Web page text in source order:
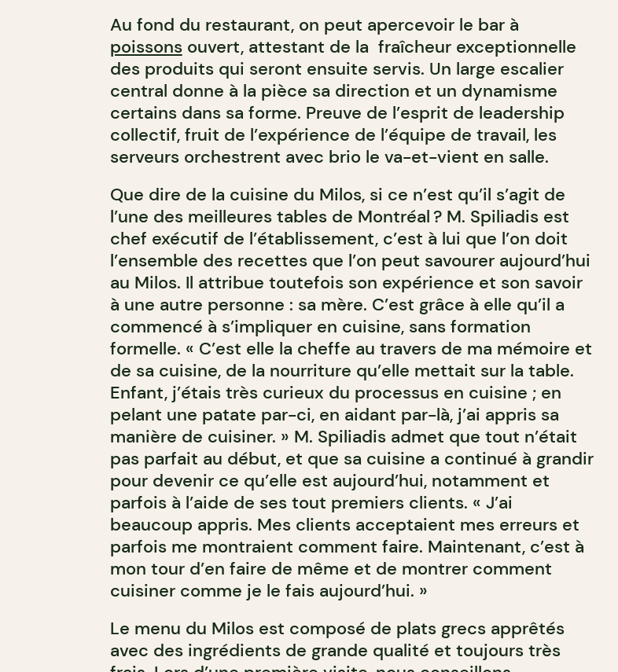
Au fond du restaurant, on peut apercevoir le bar à
poissonsouvert, attestant de la fraîcheur exceptionnelle
des produits qui seront ensuite servis. Un large escalier
central donne à la pièce sa direction et un dynamisme
certains dans sa forme. Preuve de l’esprit de leadership
collectif, fruit de l’expérience de l’équipe de travail, les
serveurs orchestrent avec brio le va-et-vient en salle.
Que dire de la cuisine du Milos, si ce n’est qu’il s’agit de
l’une des meilleures tables de Montréal ? M. Spiliadis est
chef exécutif de l’établissement, c’est à lui que l’on doit
l’ensemble des recettes que l’on peut savourer aujourd’hui
au Milos. Il attribue toutefois son expérience et son savoir
à une autre personne : sa mère. C’est grâce à elle qu’il a
commencé à s’impliquer en cuisine, sans formation
formelle. « C’est elle la cheffe au travers de ma mémoire et
de sa cuisine, de la nourriture qu’elle mettait sur la table.
Enfant, j’étais très curieux du processus en cuisine ; en
pelant une patate par-ci, en aidant par-là, j’ai appris sa
manière de cuisiner. » M. Spiliadis admet que tout n’était
pas parfait au début, et que sa cuisine a continué à grandir
pour devenir ce qu’elle est aujourd’hui, notamment et
parfois à l’aide de ses tout premiers clients. « J’ai
beaucoup appris. Mes clients acceptaient mes erreurs et
parfois me montraient comment faire. Maintenant, c’est à
mon tour d’en faire de même et de montrer comment
cuisiner comme je le fais aujourd’hui. »
Le menu du Milos est composé de plats grecs apprêtés
avec des ingrédients de grande qualité et toujours très